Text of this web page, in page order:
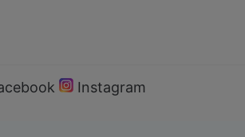
Instagram